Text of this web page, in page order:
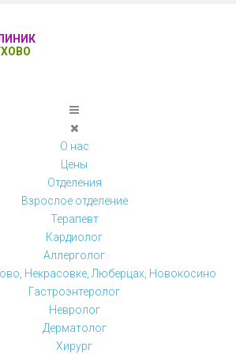
О нас
Цены
Отделения
Взрослое отделение
Терапевт
Кардиолог
Аллерголог
Некрасовке, Люберцах, Новокосино
Гастроэнтеролог
Невролог
Дерматолог
Хирург